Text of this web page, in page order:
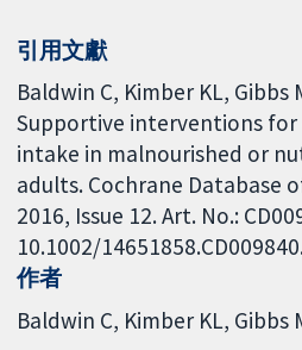
引用文獻
Baldwin C, Kimber KL, Gibbs
Supportive interventions
intake in malnourished or
adults. Cochrane Database
2016, Issue 12. Art. No.:
10.1002/
作者
Baldwin C Kimber KL Gibbs